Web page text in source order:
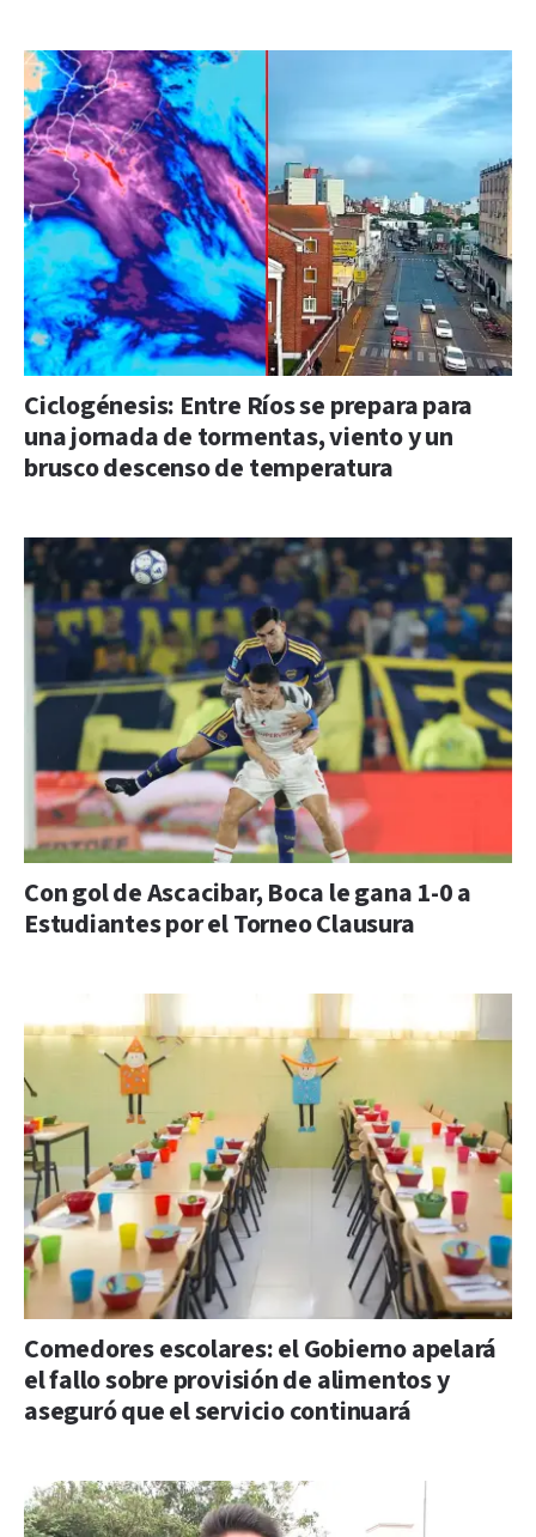
Ciclogénesis: Entre Ríos se prepara para
una jornada de tormentas, viento y un
brusco descenso de temperatura
Con gol de Ascacibar, Boca le gana 1-0 a
Estudiantes por el Torneo Clausura
Comedores escolares: el Gobierno apelará
el fallo sobre provisión de alimentos y
aseguró que el servicio continuará